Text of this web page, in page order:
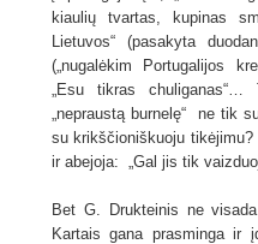
kiaulių tvartas, kupinas
Lietuvos“ (pasakyta
(„nugalėkim Portugalijos
„Esu tikras
„nepraustą burnelę“ ne tik
su krikščioniškuoju
ir abejoja: „Gal jis tik
Bet G. Drukteinis ne
Kartais gana prasminga ir